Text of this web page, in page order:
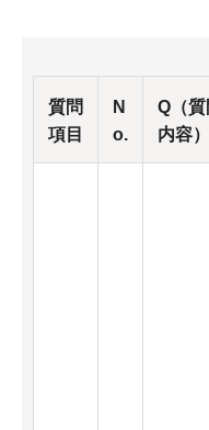
質問
項目
N
o.
Q（質
内容）